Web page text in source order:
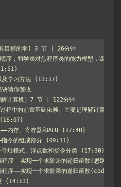
目标的学) 3 节 | 26分钟
顺序；和学员对焦程序员的能力模型，课
及学习方法 (13:17)
请你签收
解计算机）7 节 | 122分钟
程中的前置基础依赖。主要是理解计算机
(16:07)
内存、寄存器和ALU (17:40)
令的组成部分 (09:11)
址模式、浮点数和指令分类 (17:30)
序——实现一个求阶乘的递归函数(思路部
程序——实现一个求阶乘的递归函数
(14:13)